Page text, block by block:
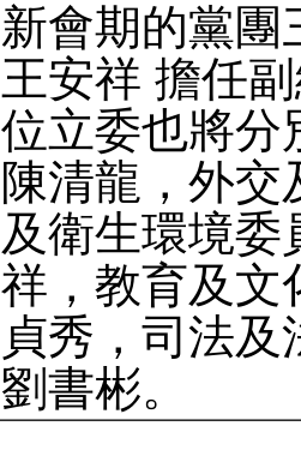
新會期的黨團
王安祥 擔任
位立委也將分
陳清龍，外
及衛生環境委
祥，教育及文
貞秀，司法
劉書彬。